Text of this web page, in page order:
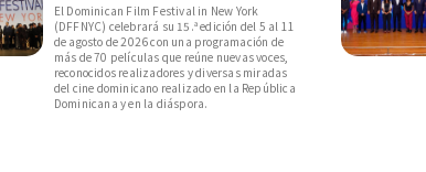
El Dominican Film Festival in New York
(DFFNYC) celebrará su 15.ª edición del 5 al 11
de agosto de 2026 con una programación de
más de 70 películas que reúne nuevas voces,
reconocidos realizadores y diversas miradas
del cine dominicano realizado en la República
Dominicana y en la diáspora.